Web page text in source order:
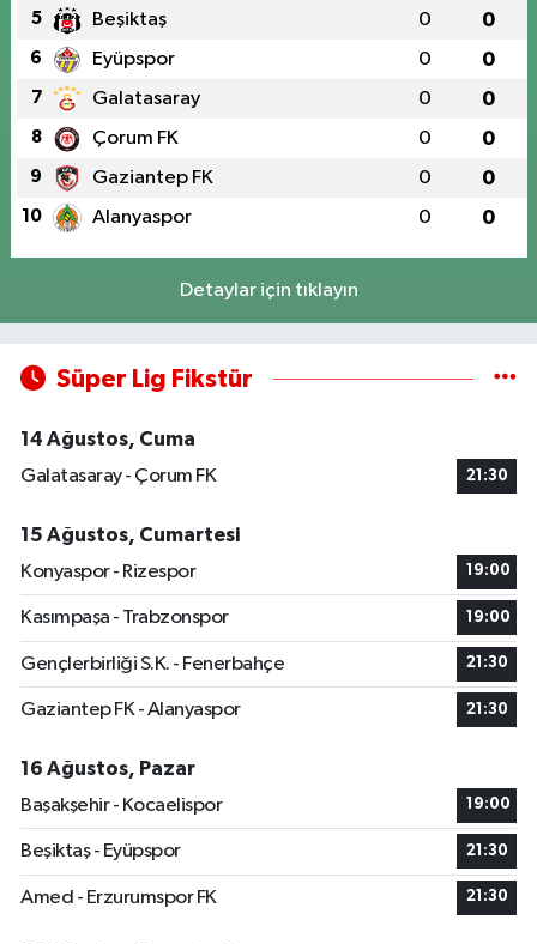
5 Beşiktaş 0 0
6 Eyüpspor 0 0
7 Galatasaray 0 0
8 Çorum FK 0 0
9 Gaziantep FK 0 0
10 Alanyaspor 0 0
Detaylar için tıklayın
Süper Lig Fikstür
14 Ağustos, Cuma
Galatasaray - Çorum FK
21:30
15 Ağustos, Cumartesi
Konyaspor - Rizespor
19:00
Kasımpaşa - Trabzonspor 19:00
Gençlerbirliği S.K. - Fenerbahçe 21:30
Gaziantep FK - Alanyaspor 21:30
16 Ağustos, Pazar
Başakşehir - Kocaelispor
19:00
Beşiktaş - Eyüpspor 21:30
Amed - Erzurumspor FK 21:30